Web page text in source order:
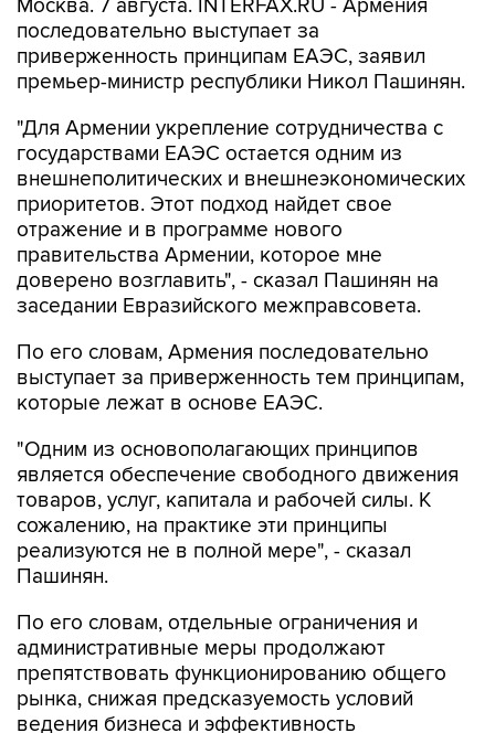
Москва. 7 августа. INTERFAX.RU - Армения
последовательно выступает за
приверженность принципам ЕАЭС, заявил
премьер-министр республики Никол Пашинян.
"Для Армении укрепление сотрудничества с
государствами ЕАЭС остается одним из
внешнеполитических и внешнеэкономических
приоритетов. Этот подход найдет свое
отражение и в программе нового
правительства Армении, которое мне
доверено возглавить", - сказал Пашинян на
заседании Евразийского межправсовета.
По его словам, Армения последовательно
выступает за приверженность тем принципам,
которые лежат в основе ЕАЭС.
"Одним из основополагающих принципов
является обеспечение свободного движения
товаров, услуг, капитала и рабочей силы. К
сожалению, на практике эти принципы
реализуются не в полной мере", - сказал
Пашинян.
По его словам, отдельные ограничения и
административные меры продолжают
препятствовать функционированию общего
рынка, снижая предсказуемость условий
ведения бизнеса и эффективность